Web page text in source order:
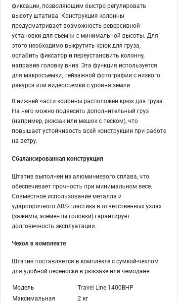
фиксации, позволяющим быстро регулировать
высоту штатива. Конструкция колонны
предусматривает возможность реверсивной
установки для съемки с минимальной высоты. Для
этого необходимо выкрутить крюк для груза,
ослабить фиксатор и переустановить колонну,
направив головку вниз. Эта функция используется
для макросъемки, пейзажной фотографии с низкого
ракурса или видеосъемки с уровня земли.
В нижней части колонны расположен крюк для груза.
На него можно подвесить дополнительный груз
(например, рюкзак или мешок с песком), что
повышает устойчивость всей конструкции при работе
на ветру.
Сбалансированная конструкция
Штатив выполнен из алюминиевого сплава, что
обеспечивает прочность при минимальном весе.
Совместное использование металла и
ударопрочного ABS-пластика в ответственных узлах
(зажимы, элементы головки) гарантирует
долговечность эксплуатации.
Чехол в комплекте
Штатив поставляется в комплекте с сумкой-чехлом
для удобной переноски в рюкзаке или чемодане.
Модель
Travel Line 1400BHP
Максимальная
2 кг